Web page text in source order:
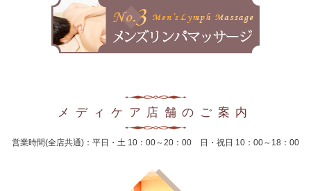
2024年11月
2024年10月
2024年7月
2024年6月
メディケア店舗のご案内
営業時間(全店共通)：平日・土 10：00～20：00 日・祝日 10：00～18：00